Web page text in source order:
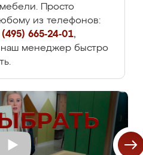
Просто
из телефонов:
665-24-01,
наш менеджер быстро